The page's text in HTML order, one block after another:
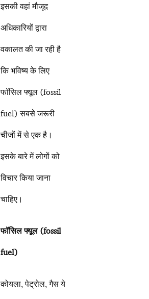
इसकी वहां मौजूद
अधिकारियों द्वारा
वकालत की जा रही है
कि भविष्य के लिए
फॉसिल फ्यूल (fossil
fuel) सबसे जरूरी
चीजों में से एक है।
इसके बारे में लोगों को
विचार किया जाना
चाहिए।
फॉसिल फ्यूल (fossil
fuel)
कोयला, पेट्रोल, गैस ये